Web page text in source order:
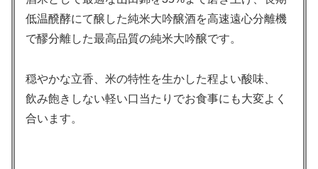
低温醗酵にて醸した純米大吟醸酒を高速遠心分離機
で醪分離した最高品質の純米大吟醸です。
穏やかな立香、米の特性を生かした程よい酸味、
飲み飽きしない軽い口当たりでお食事にも大変よく
合います。